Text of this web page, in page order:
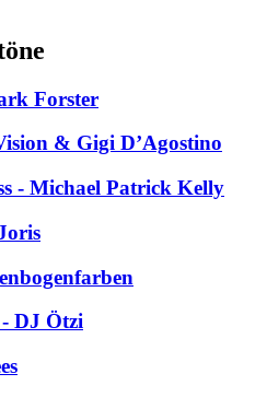
Forster
& Gigi D’Agostino
- Michael Patrick Kelly
DJ Ötzi